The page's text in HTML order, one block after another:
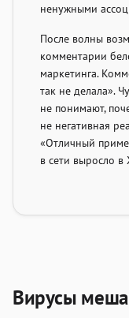
ненужными
После волны
комментарии
маркетинга.
так не делала».
не понимают,
не негативная
«Отличный
в сети выросло в
Вирусы